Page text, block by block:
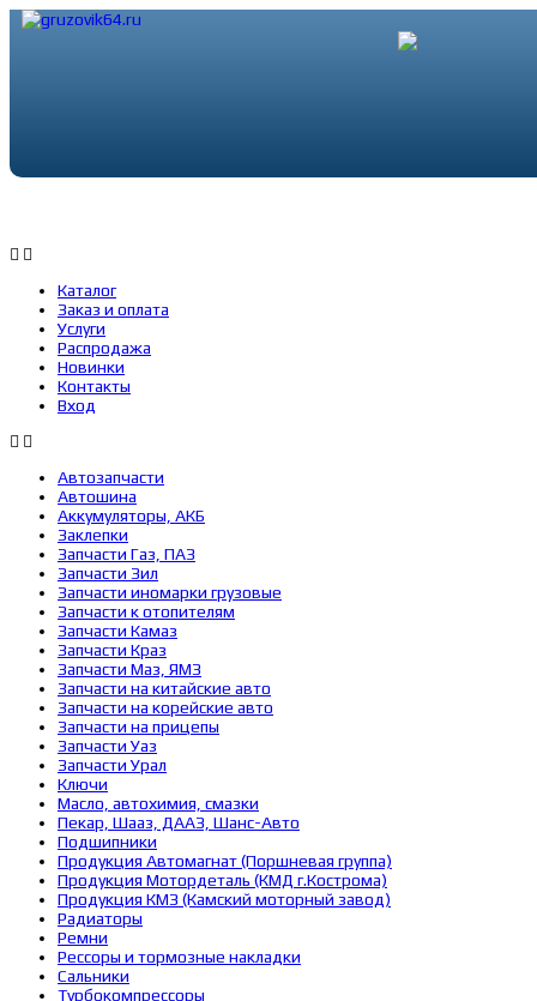
Каталог
Заказ и оплата
Услуги
Распродажа
Новинки
Контакты
Вход
Автозапчасти
Автошина
Аккумуляторы, АКБ
Заклепки
Запчасти Газ, ПАЗ
Запчасти Зил
Запчасти иномарки грузовые
Запчасти к отопителям
Запчасти Камаз
Запчасти Краз
Запчасти Маз, ЯМЗ
Запчасти на китайские авто
Запчасти на корейские авто
Запчасти на прицепы
Запчасти Уаз
Запчасти Урал
Ключи
Масло, автохимия, смазки
Пекар, Шааз, ДААЗ, Шанс-Авто
Подшипники
Продукция Автомагнат (Поршневая группа)
Продукция Мотордеталь (КМД г.Кострома)
Продукция КМЗ (Камский моторный завод)
Радиаторы
Ремни
Рессоры и тормозные накладки
Сальники
Турбокомпрессоры